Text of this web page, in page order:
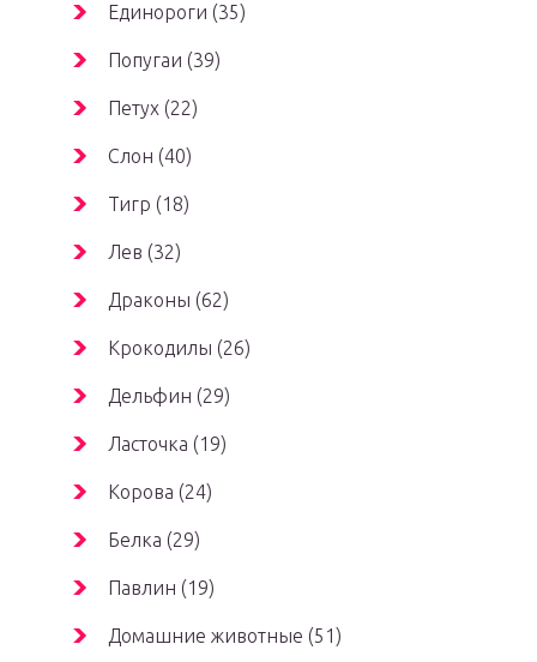
Единороги (35)
Попугаи (39)
Петух (22)
Слон (40)
Тигр (18)
Лев (32)
Драконы (62)
Крокодилы (26)
Дельфин (29)
Ласточка (19)
Корова (24)
Белка (29)
Павлин (19)
Домашние животные (51)